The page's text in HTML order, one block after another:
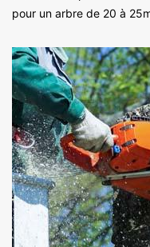
pour un arbre de 20 à